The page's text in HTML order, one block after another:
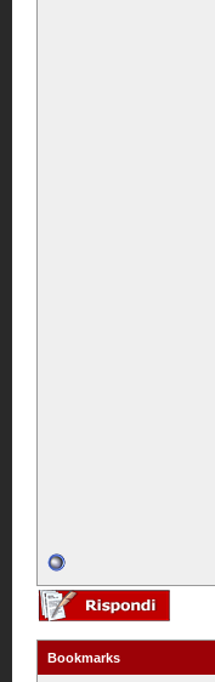
Bookmarks